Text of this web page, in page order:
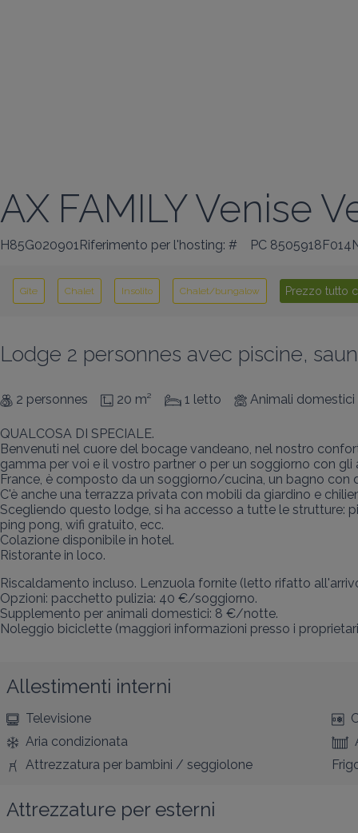
AX FAMILY Venise
H85G020901Riferimento per l'hosting: # PC
Gîte Chalet Insolito Chalet/bungalow Prezzo tutto
Lodge 2 personnes avec piscine,
2 personnes 20 m² 1 letto Animali domestici
QUALCOSA DI SPECIALE.
Benvenuti nel cuore del bocage vandeano, nel nostro
gamma per voi e il vostro partner o per un soggiorno con
France, è composto da un soggiorno/cucina, un bagno
C'è anche una terrazza privata con mobili da giardino e
Scegliendo questo lodge, si ha accesso a tutte le strutture:
ping pong, wifi gratuito, ecc.
Colazione disponibile in hotel.
Ristorante in loco.
Riscaldamento incluso. Lenzuola fornite (letto rifatto
Opzioni: pacchetto pulizia: 40 €/soggiorno.
Supplemento per animali domestici: 8 €/notte.
Noleggio biciclette (maggiori informazioni presso i
Allestimenti interni
Televisione
Aria condizionata
Attrezzatura per bambini / seggiolone
Attrezzature per esterni